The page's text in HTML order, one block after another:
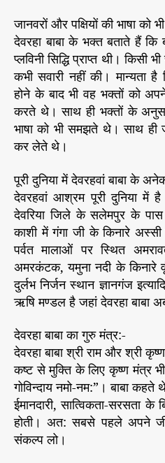
जानवरों और पक्षियों की भाषा को
देवरहा बाबा के भक्त बताते हैं
प्लविनी सिद्धि प्राप्त थी। किसी
कभी सवारी नहीं की। मान्यता
होने के बाद भी वह भक्तों को
करते थे। साथ ही भक्तों के
भाषा को भी समझते थे। साथ
कर लेते थे।
पूरी दुनिया में देवरहवां बाबा के
देवरहवां आश्रम पूरी दुनिया
देवरिया जिले के सलेमपुर के
काशी में गंगा जी के किनारे अस्सी
पर्वत मालाओं पर स्थित
अमरकंटक, यमुना नदी के किनारे
दुर्लभ निर्जन स्थान ज्ञानगंज
ऋषि मण्डल है जहां देवरहा बाबा
देवरहा बाबा का गुरु मंत्र:-
देवरहा बाबा श्री राम और श्री
कष्ट से मुक्ति के लिए कृष्ण मंत्र
गोविन्दाय नमो-नम:”। बाबा कहते
ईमानदारी, सात्विकता-सरसता के
होती। अत: सबसे पहले अपने
संकल्प लो।